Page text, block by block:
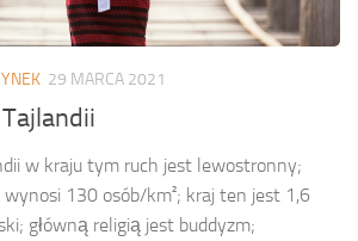
29 MARCA 2021
w kraju tym ruch jest lewostronny;
130 osób/km²; kraj ten jest 1,6
główną religią jest buddyzm;